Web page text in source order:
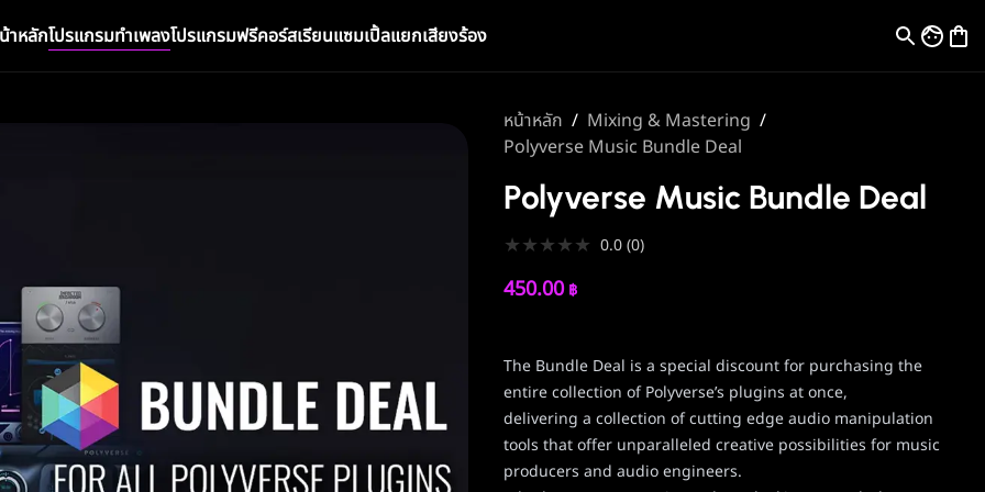
าหลักโปรแกรมทำเพลงโปรแกรมฟรีคอร์สเรียนแซมเปิ้ลแยกเสียงร้อง
หน้าหลัก / Mixing & Mastering /
Polyverse Music Bundle Deal
Polyverse Music Bundle Deal
★★★★★ 0.0 (0)
450.00 ฿
The Bundle Deal is a special discount for purchasing the
entire collection of Polyverse’s plugins at once,
delivering a collection of cutting edge audio manipulation
tools that offer unparalleled creative possibilities for music
producers and audio engineers.